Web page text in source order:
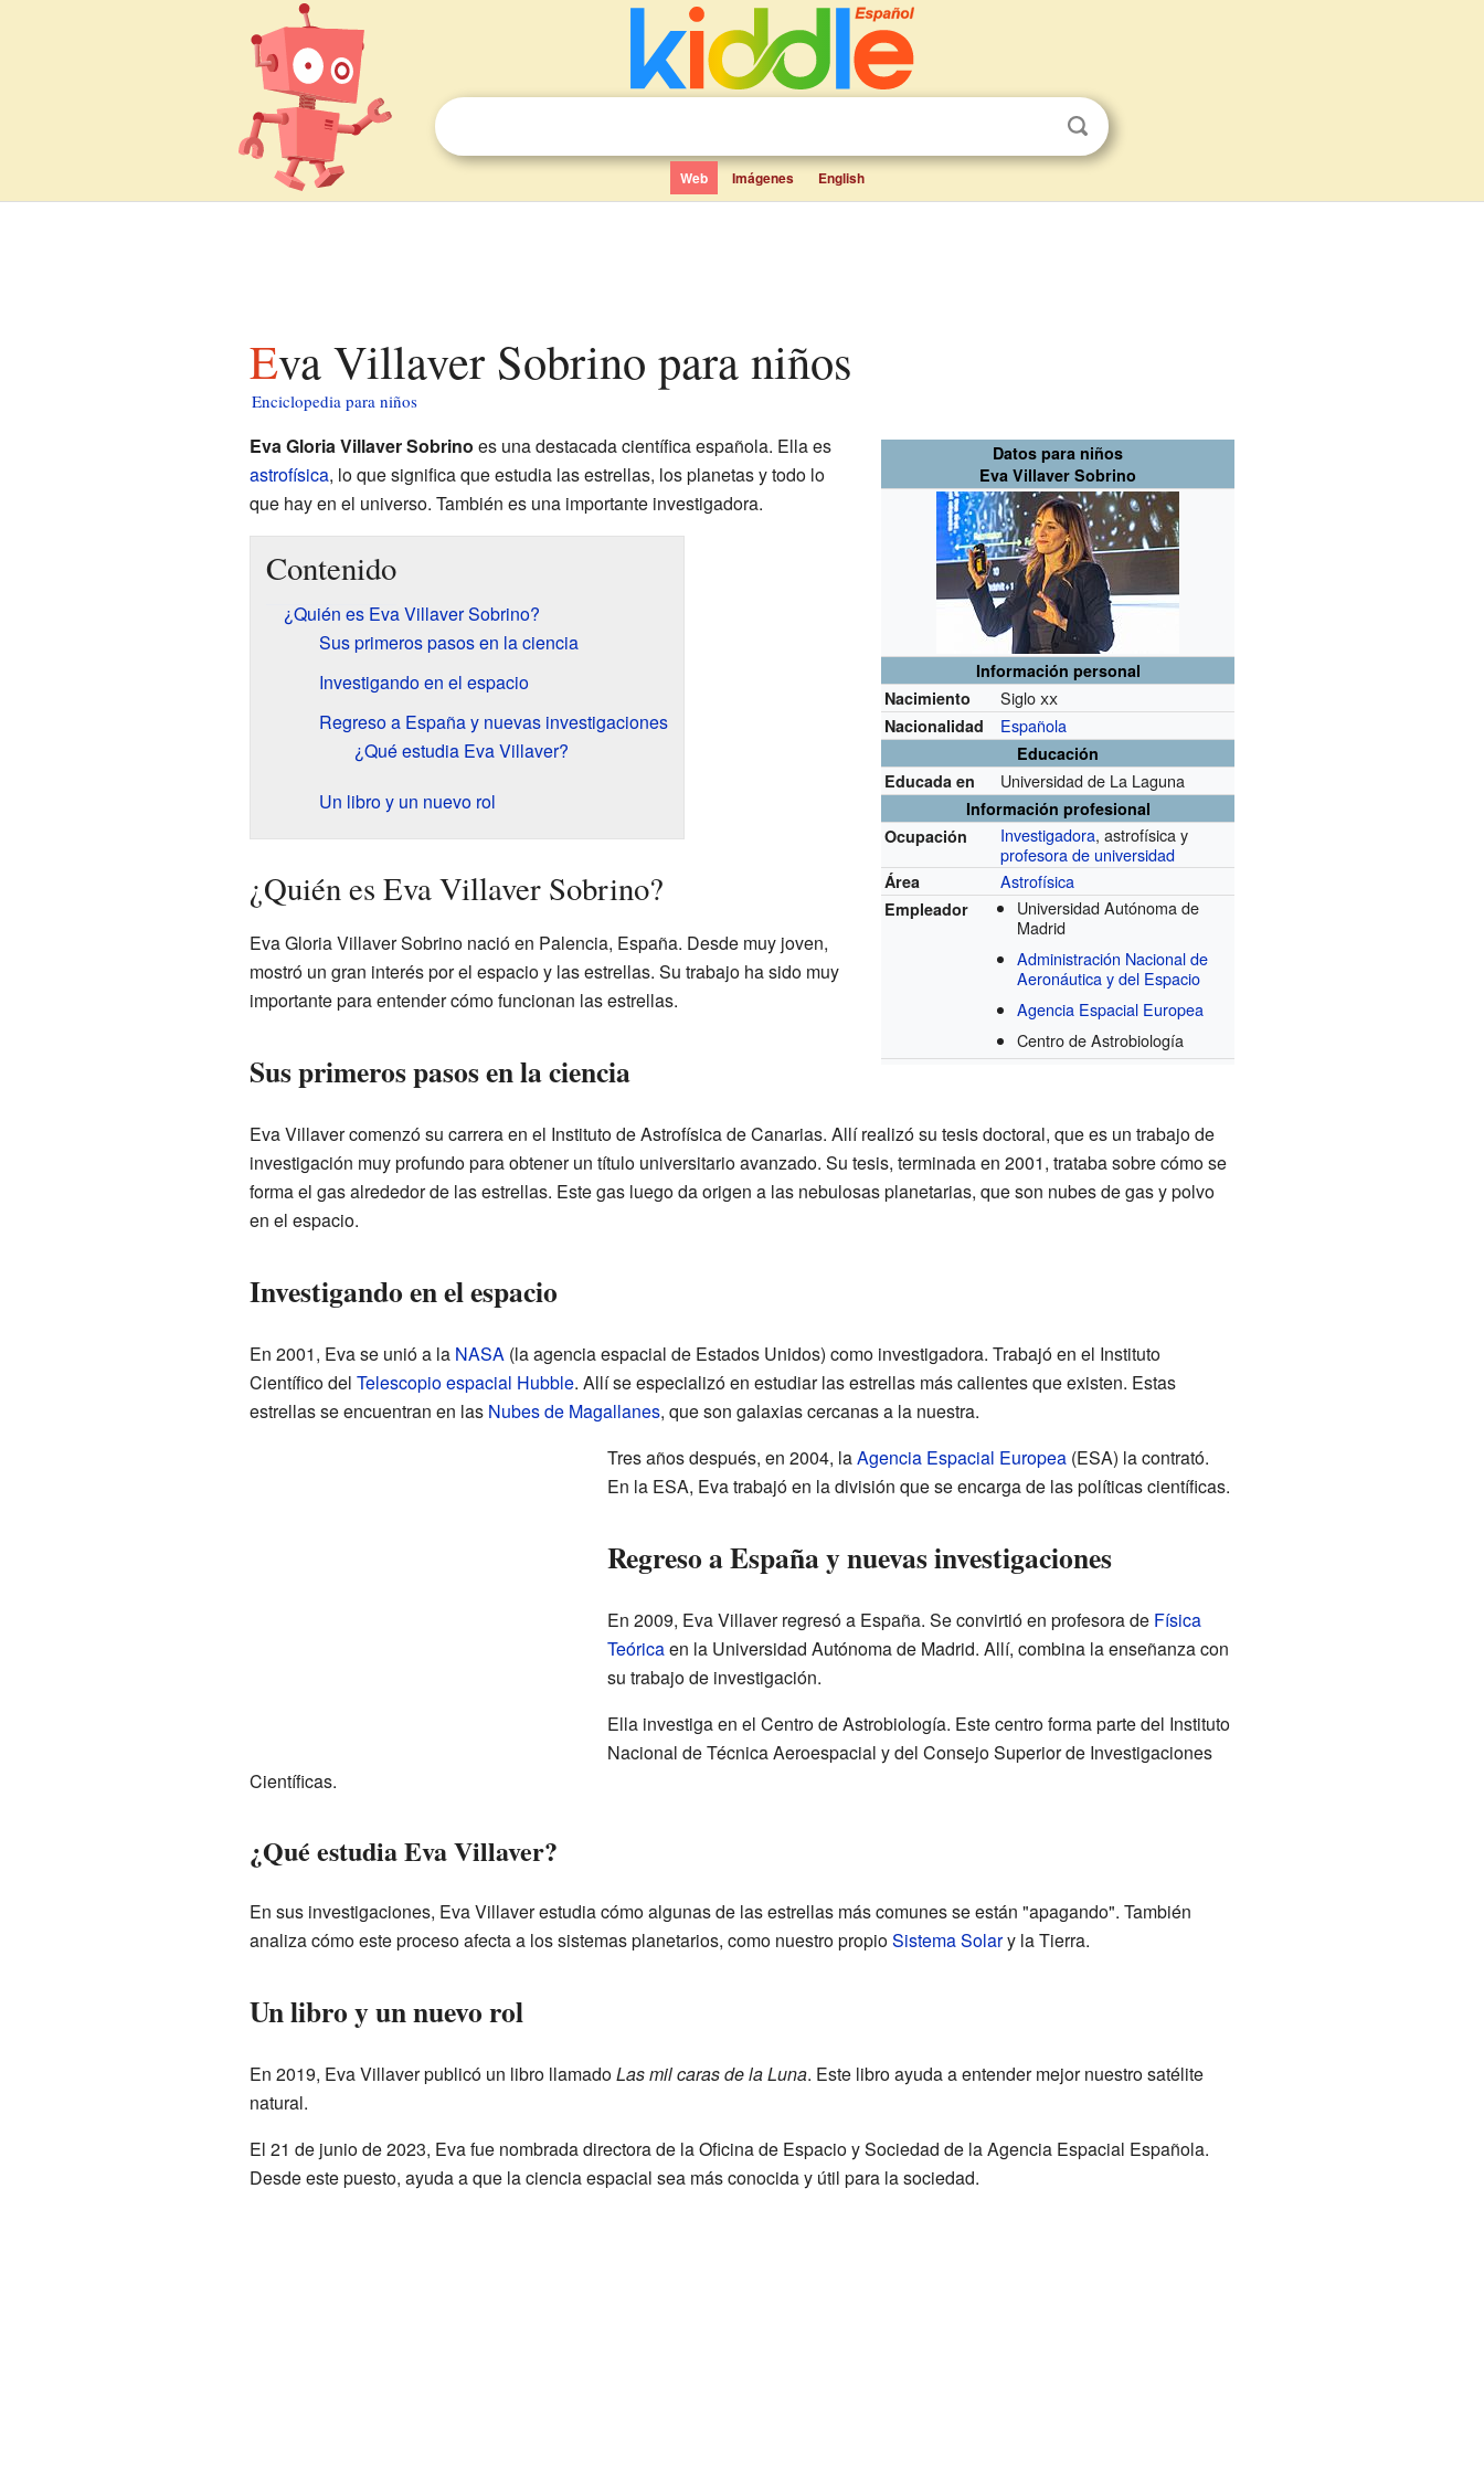
Web Imágenes English
Eva Villaver Sobrino para niños
Enciclopedia para niños
Datos para niños
Eva Villaver Sobrino
Información personal
Nacimiento
Sigloxx
Nacionalidad Española
Educación
Educada en
Universidad de La Laguna
Información profesional
Ocupación
Investigadora, astrofísica y
profesora de universidad
Área Astrofísica
Empleador
Universidad Autónoma de
Madrid
Administración Nacional de
Aeronáutica y del Espacio
Agencia Espacial Europea
Centro de Astrobiología
Eva Gloria Villaver Sobrino es una destacada científica española. Ella es
astrofísica, lo que significa que estudia las estrellas, los planetas y todo lo
que hay en el universo. También es una importante investigadora.
Contenido
¿Quién es Eva Villaver Sobrino?
Sus primeros pasos en la ciencia
Investigando en el espacio
Regreso a España y nuevas investigaciones
¿Qué estudia Eva Villaver?
Un libro y un nuevo rol
¿Quién es Eva Villaver Sobrino?
Eva Gloria Villaver Sobrino nació en Palencia, España. Desde muy joven,
mostró un gran interés por el espacio y las estrellas. Su trabajo ha sido muy
importante para entender cómo funcionan las estrellas.
Sus primeros pasos en la ciencia
Eva Villaver comenzó su carrera en el Instituto de Astrofísica de Canarias. Allí realizó su tesis doctoral, que es un trabajo de
investigación muy profundo para obtener un título universitario avanzado. Su tesis, terminada en 2001, trataba sobre cómo se
forma el gas alrededor de las estrellas. Este gas luego da origen a las nebulosas planetarias, que son nubes de gas y polvo
en el espacio.
Investigando en el espacio
En 2001, Eva se unió a la NASA(la agencia espacial de Estados Unidos) como investigadora. Trabajó en el Instituto
Científico del Telescopio espacial Hubble. Allí se especializó en estudiar las estrellas más calientes que existen. Estas
estrellas se encuentran en las Nubes de Magallanes, que son galaxias cercanas a la nuestra.
Tres años después, en 2004, laAgencia Espacial Europea(ESA) la contrató.
En la ESA, Eva trabajó en la división que se encarga de las políticas científicas.
Regreso a España y nuevas investigaciones
En 2009, Eva Villaver regresó a España. Se convirtió en profesora de Física
Teóricaen la Universidad Autónoma de Madrid. Allí, combina la enseñanza con
su trabajo de investigación.
Ella investiga en el Centro de Astrobiología. Este centro forma parte del Instituto
Nacional de Técnica Aeroespacial y del Consejo Superior de Investigaciones
Científicas.
¿Qué estudia Eva Villaver?
En sus investigaciones, Eva Villaver estudia cómo algunas de las estrellas más comunes se están "apagando". También
analiza cómo este proceso afecta a los sistemas planetarios, como nuestro propioSistema Solary la Tierra.
Un libro y un nuevo rol
En 2019, Eva Villaver publicó un libro llamadoLas mil caras de la Luna. Este libro ayuda a entender mejor nuestro satélite
natural.
El 21 de junio de 2023, Eva fue nombrada directora de la Oficina de Espacio y Sociedad de la Agencia Espacial Española.
Desde este puesto, ayuda a que la ciencia espacial sea más conocida y útil para la sociedad.